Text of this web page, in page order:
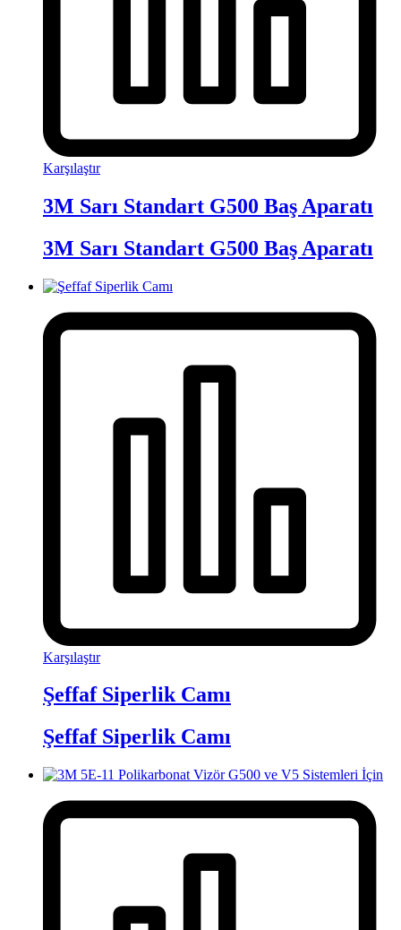
Karşılaştır
3M Sarı Standart G500 Baş Aparatı
3M Sarı Standart G500 Baş Aparatı
Karşılaştır
Şeffaf Siperlik Camı
Şeffaf Siperlik Camı